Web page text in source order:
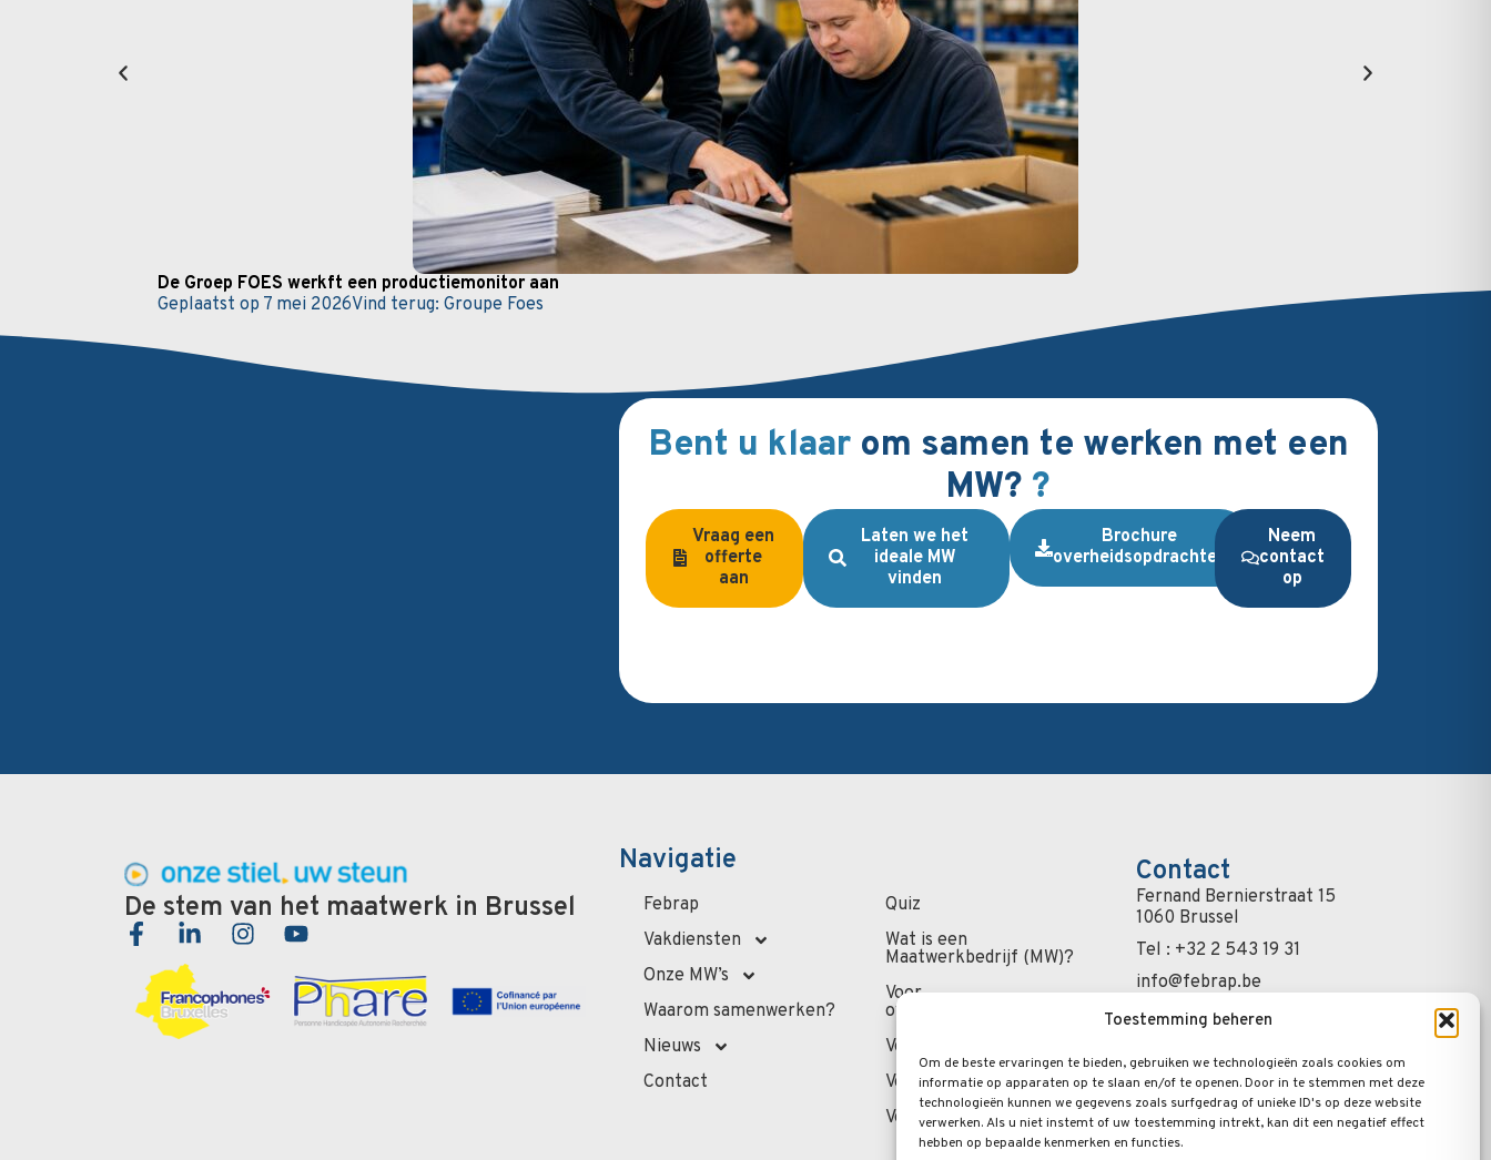
Toestemming beheren
Om de beste ervaringen te bieden, gebruiken we technologieën zoals cookies om
informatie op apparaten op te slaan en/of te openen. Door in te stemmen met deze
technologieën kunnen we gegevens zoals surfgedrag of unieke ID's op deze website
verwerken. Als u niet instemt of uw toestemming intrekt, kan dit een negatief effect
hebben op bepaalde kenmerken en functies.
De Groep FOES werkft een productiemonitor aan
Geplaatst op 7 mei 2026Vind terug: Groupe Foes
Geplaatst op
Bent u klaar om samen te werken met een
MW? ?
Vraag een
offerte
aan
Laten we het
ideale MW
vinden
Brochure
overheidsopdrachten
Neem
contact
op
De stem van het maatwerk in Brussel
Navigatie
Febrap
Vakdiensten
Onze MW’s
Waarom samenwerken?
Nieuws
Contact
Quiz
Wat is een
Maatwerkbedrijf (MW)?
Voor
overheidsadministratie
Voor de professionals
Voor privépersonen
Veelgestelde vragen
Contact
Fernand Bernierstraat 15
1060 Brussel
Tel : +32 2 543 19 31
info@febrap.be
Schrijf u in op de